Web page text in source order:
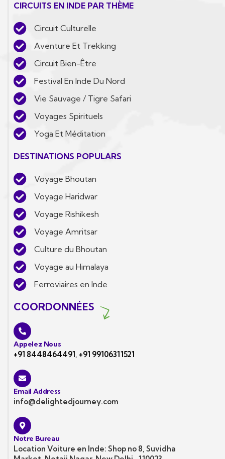
CIRCUITS EN INDE PAR THÈME
Circuit Culturelle
Aventure Et Trekking
Circuit Bien-Être
Festival En Inde Du Nord
Vie Sauvage / Tigre Safari
Voyages Spirituels
Yoga Et Méditation
DESTINATIONS POPULARS
Voyage Bhoutan
Voyage Haridwar
Voyage Rishikesh
Voyage Amritsar
Culture du Bhoutan
Voyage au Himalaya
Ferroviaires en Inde
COORDONNÉES
Appelez Nous
+91 8448464491, +91 99106311521
Email Address
info@delightedjourney.com
Notre Bureau
Location Voiture en Inde: Shop no 8, Suvidha